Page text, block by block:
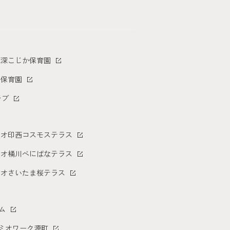
こじか保育園
育園
印西コスモステラス
桶川べにばなテラス
さいたま桜テラス